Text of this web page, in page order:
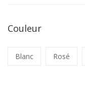
Couleur
Blanc Rosé